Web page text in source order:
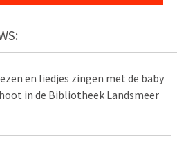
en liedjes zingen met de baby
in de Bibliotheek Landsmeer